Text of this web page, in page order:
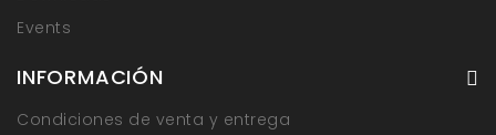
Events
INFORMACIÓN
Condiciones de venta y entrega